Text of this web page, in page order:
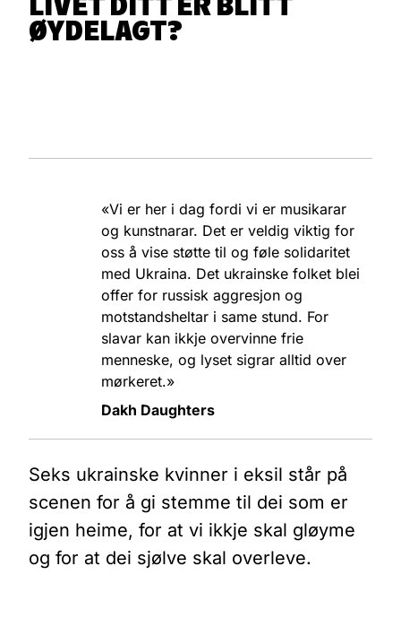
ØYDELAGT?
«Vi er her i dag fordi vi er musikarar
og kunstnarar. Det er veldig viktig for
oss å vise støtte til og føle solidaritet
med Ukraina. Det ukrainske folket blei
offer for russisk aggresjon og
motstandsheltar i same stund. For
slavar kan ikkje overvinne frie
menneske, og lyset sigrar alltid over
mørkeret.»
Dakh Daughters
Seks ukrainske kvinner i eksil står på
scenen for å gi stemme til dei som er
igjen heime, for at vi ikkje skal gløyme
og for at dei sjølve skal overleve.